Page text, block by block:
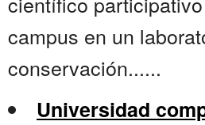
campus en un
conservación......
Universidad